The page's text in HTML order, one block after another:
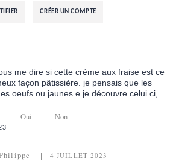
CRÉER UN COMPTE
me dire si cette crème aux fraise est ce
façon pâtissière. je pensais que les
oeufs ou jaunes e je découvre celui ci,
Oui Non
4 JUILLET 2023